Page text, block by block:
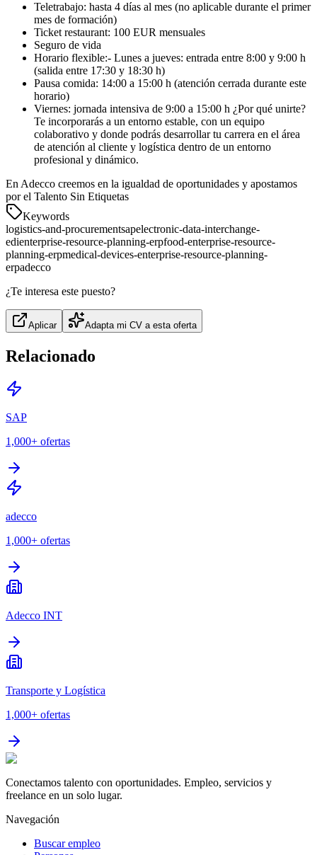
Teletrabajo: hasta 4 días al mes (no aplicable durante el primer
mes de formación)
Ticket restaurant: 100 EUR mensuales
Seguro de vida
Horario flexible:- Lunes a jueves: entrada entre 8:00 y 9:00 h
(salida entre 17:30 y 18:30 h)
Pausa comida: 14:00 a 15:00 h (atención cerrada durante este
horario)
Viernes: jornada intensiva de 9:00 a 15:00 h ¿Por qué unirte?
Te incorporarás a un entorno estable, con un equipo
colaborativo y donde podrás desarrollar tu carrera en el área
de atención al cliente y logística dentro de un entorno
profesional y dinámico.
En Adecco creemos en la igualdad de oportunidades y apostamos
por el Talento Sin Etiquetas
Keywords
logistics-and-procurementsapelectronic-data-interchange-
edienterprise-resource-planning-erpfood-enterprise-resource-
planning-erpmedical-devices-enterprise-resource-planning-
erpadecco
¿Te interesa este puesto?
Aplicar Adapta mi CV a esta oferta
Relacionado
SAP
1,000+ ofertas
adecco
1,000+ ofertas
Adecco INT
Transporte y Logística
1,000+ ofertas
Conectamos talento con oportunidades. Empleo, servicios y
freelance en un solo lugar.
Navegación
Buscar empleo